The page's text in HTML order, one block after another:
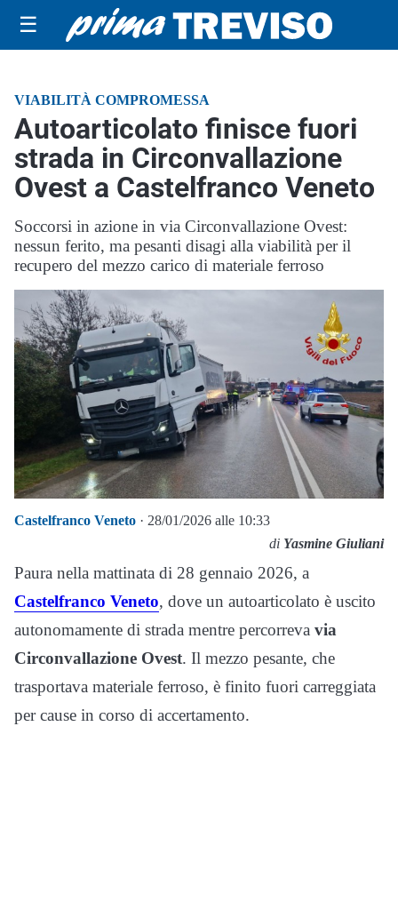
☰
VIABILITÀ COMPROMESSA
Autoarticolato finisce fuori
strada in Circonvallazione
Ovest a Castelfranco Veneto
Soccorsi in azione in via Circonvallazione Ovest:
nessun ferito, ma pesanti disagi alla viabilità per il
recupero del mezzo carico di materiale ferroso
Castelfranco Veneto · 28/01/2026 alle 10:33
di Yasmine Giuliani
Paura nella mattinata di 28 gennaio 2026, a
Castelfranco Veneto, dove un autoarticolato è uscito
autonomamente di strada mentre percorreva via
Circonvallazione Ovest. Il mezzo pesante, che
trasportava materiale ferroso, è finito fuori carreggiata
per cause in corso di accertamento.